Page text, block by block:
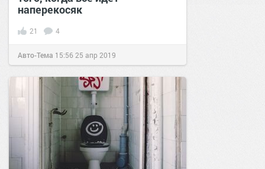
наперекосяк
21 4
Авто-Тема 15:5625 апр 2019